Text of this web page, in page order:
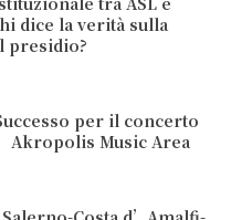
dice la verità sulla
presidio?
per il concerto
Music Area